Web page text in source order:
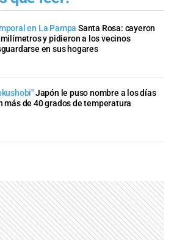
en La Pampa Santa Rosa: cayeron
y pidieron a los vecinos
en sus hogares
Japón le puso nombre a los días
más de 40 grados de temperatura